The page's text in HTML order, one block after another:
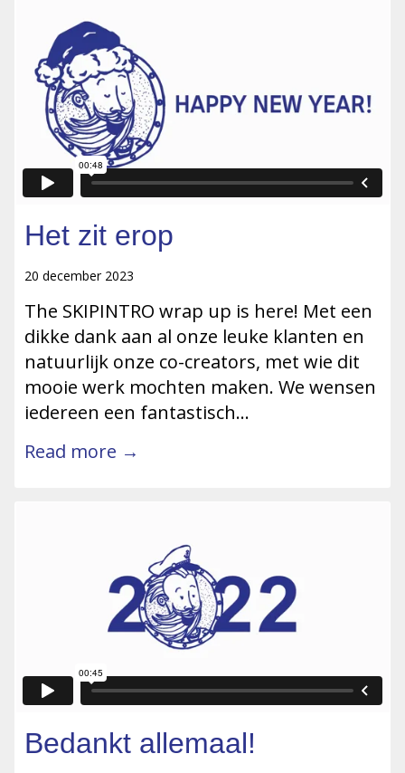
Het zit erop
20 december 2023
The SKIPINTRO wrap up is here! Met een
dikke dank aan al onze leuke klanten en
natuurlijk onze co-creators, met wie dit
mooie werk mochten maken. We wensen
iedereen een fantastisch…
Read more →
Bedankt allemaal!